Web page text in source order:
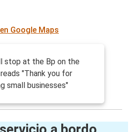
Google Maps
stop at the Bp on the
"Thank you for
small businesses"